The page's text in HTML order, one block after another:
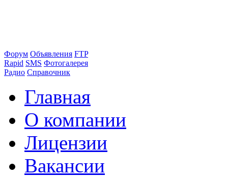
Форум Объявления FTP
Rapid SMS Фотогалерея
Радио Справочник
Главная
О компании
Лицензии
Вакансии